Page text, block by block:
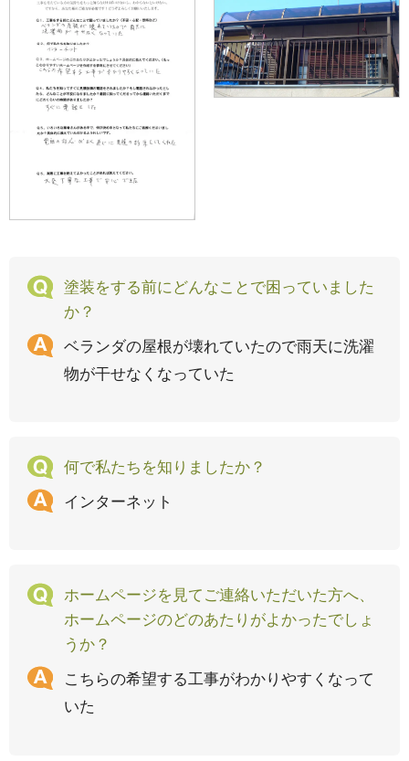
塗装をする前にどんなことで困っていました
か？
ベランダの屋根が壊れていたので雨天に洗濯
物が干せなくなっていた
何で私たちを知りましたか？
インターネット
ホームページを見てご連絡いただいた方へ、
ホームページのどのあたりがよかったでしょ
うか？
こちらの希望する工事がわかりやすくなって
いた